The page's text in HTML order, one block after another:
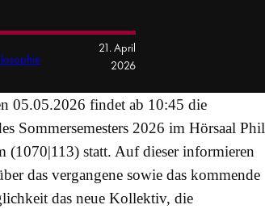
21. April
2026
05.05.2026 findet ab 10:45 die
Sommersemesters 2026 im Hörsaal Phil
(1070|113) statt. Auf dieser informieren
das vergangene sowie das kommende
das neue Kollektiv, die